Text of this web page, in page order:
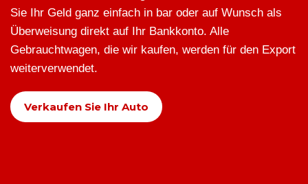
Sie Ihr Geld ganz einfach in bar oder auf Wunsch als
Überweisung direkt auf Ihr Bankkonto. Alle
Gebrauchtwagen, die wir kaufen, werden für den Export
weiterverwendet.
Verkaufen Sie Ihr Auto